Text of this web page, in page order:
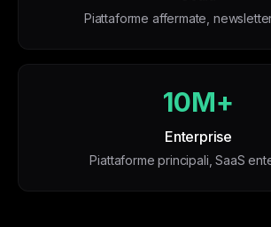
Piattaforme affermate,
10M+
Enterprise
Piattaforme principali, SaaS